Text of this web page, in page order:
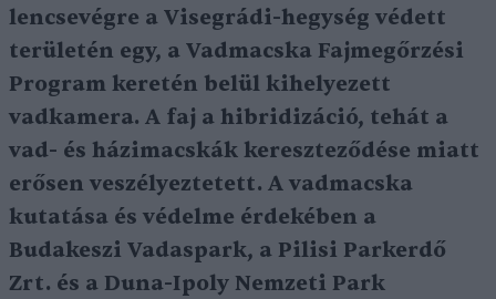
lencsevégre a Visegrádi-hegység védett
területén egy, a Vadmacska Fajmegőrzési
Program keretén belül kihelyezett
vadkamera. A faj a hibridizáció, tehát a
vad- és házimacskák kereszteződése miatt
erősen veszélyeztetett. A vadmacska
kutatása és védelme érdekében a
Budakeszi Vadaspark, a Pilisi Parkerdő
Zrt. és a Duna-Ipoly Nemzeti Park